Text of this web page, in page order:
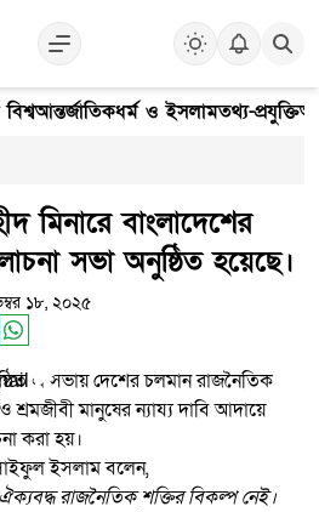
আন্তর্জাতিকধর্ম ও ইসলামতথ্য-প্রযুক্তি
মিনারে বাংলাদেশের
সভা অনুষ্ঠিত হয়েছে।
১৮, ২০২৫
এ সভায় দেশের চলমান রাজনৈতিক
শ্রমজীবী মানুষের ন্যায্য দাবি আদায়ে
করা হয়।
ইসলাম বলেন,
রাজনৈতিক শক্তির বিকল্প নেই।